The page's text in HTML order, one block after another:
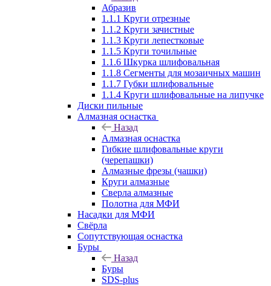
Абразив
1.1.1 Круги отрезные
1.1.2 Круги зачистные
1.1.3 Круги лепестковые
1.1.5 Круги точильные
1.1.6 Шкурка шлифовальная
1.1.8 Сегменты для мозаичных машин
1.1.7 Губки шлифовальные
1.1.4 Круги шлифовальные на липучке
Диски пильные
Алмазная оснастка
Назад
Алмазная оснастка
Гибкие шлифовальные круги
(черепашки)
Алмазные фрезы (чашки)
Круги алмазные
Сверла алмазные
Полотна для МФИ
Насадки для МФИ
Свёрла
Сопутствующая оснастка
Буры
Назад
Буры
SDS-plus